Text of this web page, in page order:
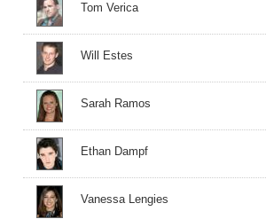
Tom Verica
Will Estes
Sarah Ramos
Ethan Dampf
Vanessa Lengies